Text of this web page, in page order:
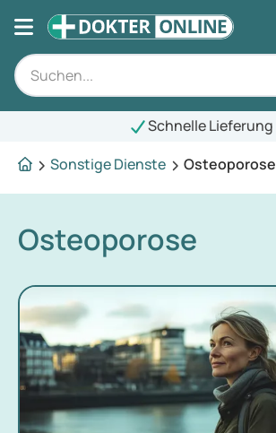
Schnelle Lieferung
Sonstige Dienste
Osteoporose
Osteoporose